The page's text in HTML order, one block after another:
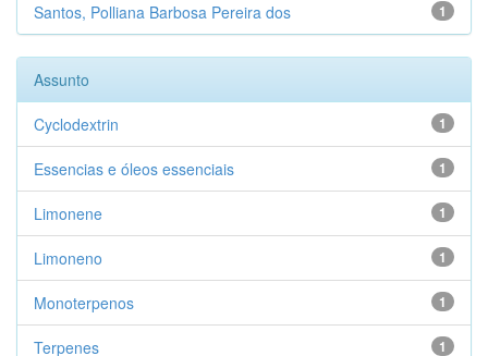
1
Santos, Polliana Barbosa Pereira dos
Assunto
1
Cyclodextrin
1
Essencias e óleos essenciais
1
Limonene
1
Limoneno
1
Monoterpenos
1
Terpenes